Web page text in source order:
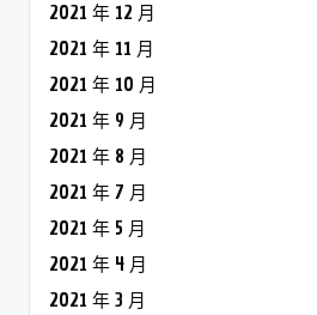
2021 年 12 月
2021 年 11 月
2021 年 10 月
2021 年 9 月
2021 年 8 月
2021 年 7 月
2021 年 5 月
2021 年 4 月
2021 年 3 月